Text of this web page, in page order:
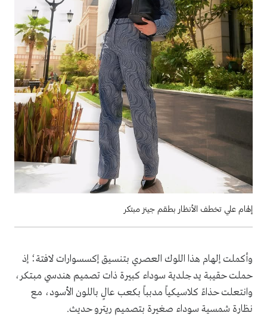
إلهام علي تخطف الأنظار بطقم جينز مبتكر
وأكملت إلهام هذا اللوك العصري بتنسيق إكسسوارات لافتة؛ إذ
حملت حقيبة يد جلدية سوداء كبيرة ذات تصميم هندسي مبتكر،
وانتعلت حذاءً كلاسيكياً مدبباً بكعب عالٍ باللون الأسود، مع
نظارة شمسية سوداء صغيرة بتصميم ريترو حديث.